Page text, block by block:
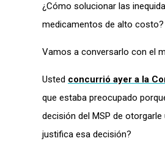
¿Cómo solucionar las
medicamentos de alto costo?
Vamos a conversarlo con el
Usted concurrió ayer a la
que estaba preocupado
decisión del MSP de
justifica esa decisión?